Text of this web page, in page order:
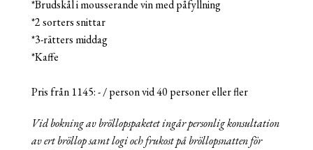
*Brudskål i mousserande vin med påfyllning
*2 sorters snittar
*3-rätters middag
*Kaffe
Pris från 1145: - / person vid 40 personer eller fler
Vid bokning av bröllopspaketet ingår personlig konsultation
av ert bröllop samt logi och frukost på bröllopsnatten för